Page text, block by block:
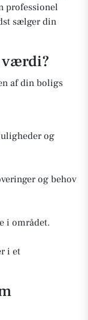
professionel
sælger din
værdi?
af din boligs
og
og behov
i området.
i et